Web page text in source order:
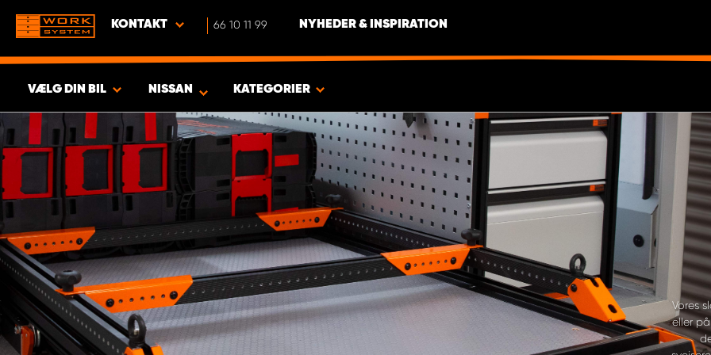
KONTAKT 66 10 11 99 NYHEDER & INSPIRATION
VÆLG DIN BIL
VIS RESULTAT -587PRODUKTER
NISSAN KATEGORIER
Vores
eller